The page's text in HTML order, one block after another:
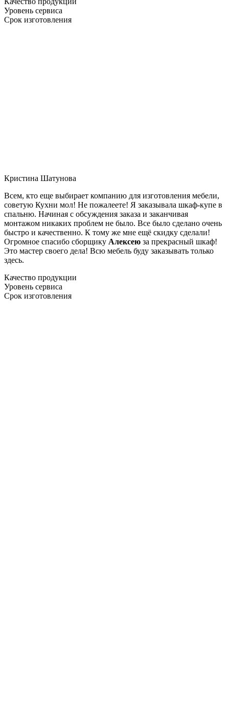
Уровень сервиса
Срок изготовления
Кристина Шатунова
Всем, кто еще выбирает компанию для изготовления мебели,
советую Кухни мол! Не пожалеете! Я заказывала шкаф-купе в
спальню. Начиная с обсуждения заказа и заканчивая
монтажом никаких проблем не было. Все было сделано очень
быстро и качественно. К тому же мне ещё скидку сделали!
Огромное спасибо сборщику Алексею за прекрасный шкаф!
Это мастер своего дела! Всю мебель буду заказывать только
здесь.
Качество продукции
Уровень сервиса
Срок изготовления